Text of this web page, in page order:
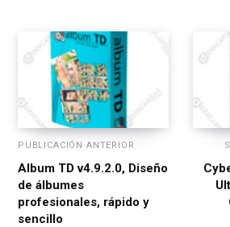
PUBLICACIÓN ANTERIOR
Album TD v4.9.2.0, Diseño
de álbumes
profesionales, rápido y
sencillo